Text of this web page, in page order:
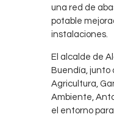
una red de
potable
instalaciones.
El alcalde de
Buendía, junto
Agricultura,
Ambiente,
el entorno